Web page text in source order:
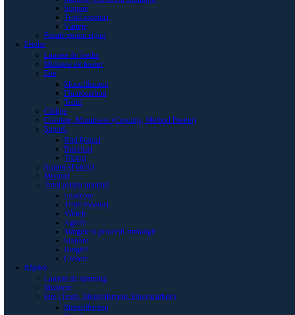
Stopore
Textil monturi
Vârteje
Penale pentru riguri
Feeder
Lansete de feeder
Mulinete de feeder
Fire
Monofilament
Fluorocarbon
Textil
Cârlige
Coșulețe, Momitoare (Coșulețe, Method Feeder)
Suporți
Rod Poduri
Buzzbari
Tripozi
Scaune (Fotolii)
Monturi
Totul pentru monturi
Leadcore
Textil monturi
Vârteje
Agrafe
Mărgele și protecții antitangle
Stopore
Burghii
Crosete
Răpitor
Lansete de spinning
Mulinete
Fire (Textil, Monofilament, Fluorocarbon)
Monofilament